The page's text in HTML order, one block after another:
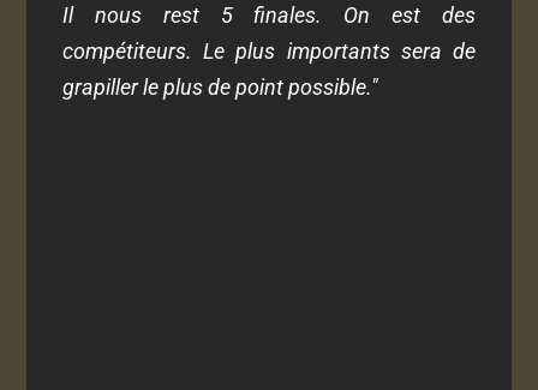
Il nous rest 5 finales. On est des
compétiteurs. Le plus importants sera de
grapiller le plus de point possible."